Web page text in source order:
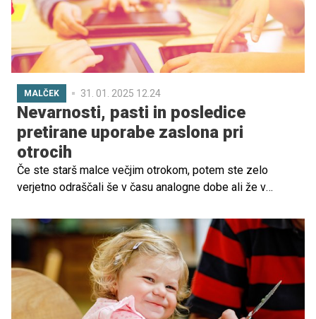
MALČEK 31. 01. 2025 12.24
Nevarnosti, pasti in posledice
pretirane uporabe zaslona pri
otrocih
Če ste starš malce večjim otrokom, potem ste zelo
verjetno odraščali še v času analogne dobe ali že v
priča smo neverjetno hitremu razvoju elektronskih naprav,
aplikacij, spletnih mest in vsega, kar prinaša sodobni
svet. Nič čudnega torej ni, da otroci preživijo veliko več
časa pred zasloni kot nekoč, kar pa ima lahko številne
negativne vplive.